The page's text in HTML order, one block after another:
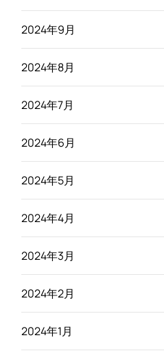
2024年9月
2024年8月
2024年7月
2024年6月
2024年5月
2024年4月
2024年3月
2024年2月
2024年1月